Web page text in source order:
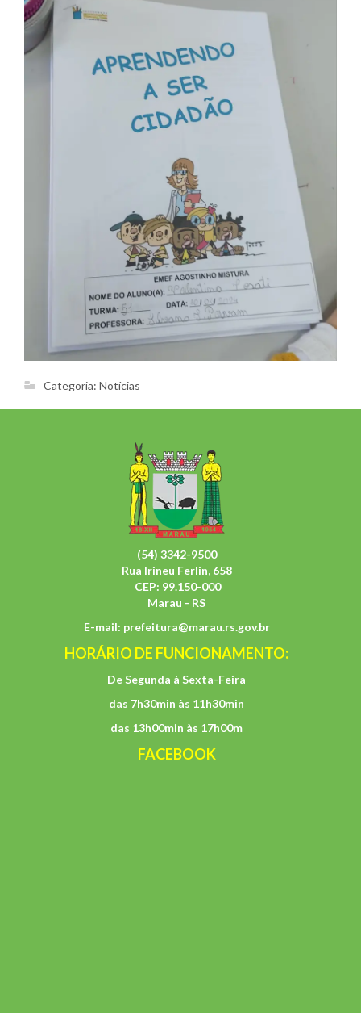
Categoria: Notícias
(54) 3342-9500
Rua Irineu Ferlin, 658
CEP: 99.150-000
Marau - RS
E-mail: prefeitura@marau.rs.gov.br
HORÁRIO DE FUNCIONAMENTO:
De Segunda à Sexta-Feira
das 7h30min às 11h30min
das 13h00min às 17h00m
FACEBOOK